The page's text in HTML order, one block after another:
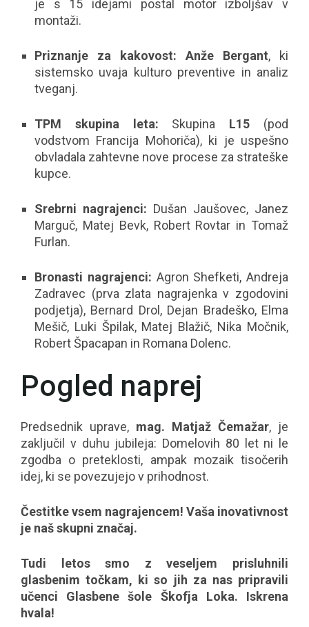
je s 15 idejami postal motor izboljšav v
montaži.
Priznanje za kakovost: Anže Bergant, ki
sistemsko uvaja kulturo preventive in analiz
tveganj.
TPM skupina leta: Skupina L15 (pod
vodstvom Francija Mohoriča), ki je uspešno
obvladala zahtevne nove procese za strateške
kupce.
Srebrni nagrajenci: Dušan Jaušovec, Janez
Marguč, Matej Bevk, Robert Rovtar in Tomaž
Furlan.
Bronasti nagrajenci: Agron Shefketi, Andreja
Zadravec (prva zlata nagrajenka v zgodovini
podjetja), Bernard Drol, Dejan Bradeško, Elma
Mešič, Luki Špilak, Matej Blažič, Nika Močnik,
Robert Špacapan in Romana Dolenc.
Pogled naprej
Predsednik uprave, mag. Matjaž Čemažar, je
zaključil v duhu jubileja: Domelovih 80 let ni le
zgodba o preteklosti, ampak mozaik tisočerih
idej, ki se povezujejo v prihodnost.
Čestitke vsem nagrajencem! Vaša inovativnost
je naš skupni značaj.
Tudi letos smo z veseljem prisluhnili
glasbenim točkam, ki so jih za nas pripravili
učenci Glasbene šole Škofja Loka. Iskrena
hvala!